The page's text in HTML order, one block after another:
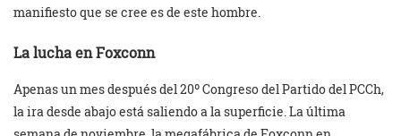
manifiesto que se cree es de este hombre.
La lucha en Foxconn
Apenas un mes después del 20º Congreso del Partido del PCCh,
la ira desde abajo está saliendo a la superficie. La última